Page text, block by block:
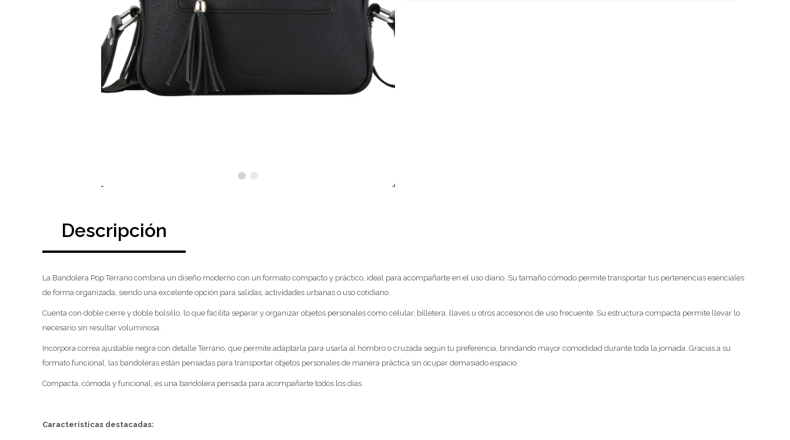
Descripción
La Bandolera Pop Terrano combina un diseño moderno con un formato compacto y práctico, ideal para acompañarte en el uso diario. Su tamaño cómodo permite transportar tus pertenencias esenciales
de forma organizada, siendo una excelente opción para salidas, actividades urbanas o uso cotidiano.
Cuenta con doble cierre y doble bolsillo, lo que facilita separar y organizar objetos personales como celular, billetera, llaves u otros accesorios de uso frecuente. Su estructura compacta permite llevar lo
necesario sin resultar voluminosa.
Incorpora correa ajustable negra con detalle Terrano, que permite adaptarla para usarla al hombro o cruzada según tu preferencia, brindando mayor comodidad durante toda la jornada. Gracias a su
formato funcional, las bandoleras están pensadas para transportar objetos personales de manera práctica sin ocupar demasiado espacio.
Compacta, cómoda y funcional, es una bandolera pensada para acompañarte todos los días.
Características destacadas: